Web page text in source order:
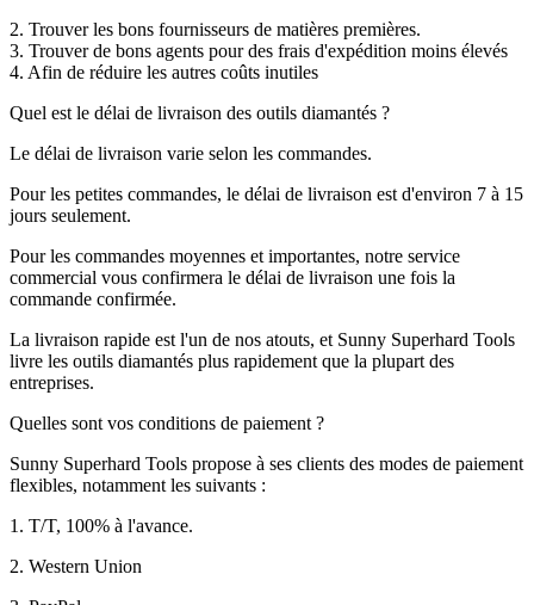
2. Trouver les bons fournisseurs de matières premières.
3. Trouver de bons agents pour des frais d'expédition moins élevés
4. Afin de réduire les autres coûts inutiles
Quel est le délai de livraison des outils diamantés ?
Le délai de livraison varie selon les commandes.
Pour les petites commandes, le délai de livraison est d'environ 7 à 15
jours seulement.
Pour les commandes moyennes et importantes, notre service
commercial vous confirmera le délai de livraison une fois la
commande confirmée.
La livraison rapide est l'un de nos atouts, et Sunny Superhard Tools
livre les outils diamantés plus rapidement que la plupart des
entreprises.
Quelles sont vos conditions de paiement ?
Sunny Superhard Tools propose à ses clients des modes de paiement
flexibles, notamment les suivants :
1. T/T, 100% à l'avance.
2. Western Union